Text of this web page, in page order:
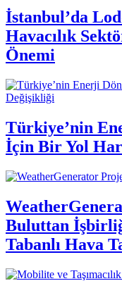
İstanbul’da
Havacılık
Önemi
Değişikliği
Türkiye’nin
İçin Bir Yol
Buluttan
Tabanlı Hava